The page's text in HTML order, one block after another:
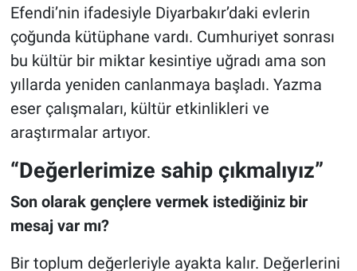
Efendi’nin ifadesiyle Diyarbakır’daki evlerin
çoğunda kütüphane vardı. Cumhuriyet sonrası
bu kültür bir miktar kesintiye uğradı ama son
yıllarda yeniden canlanmaya başladı. Yazma
eser çalışmaları, kültür etkinlikleri ve
araştırmalar artıyor.
“Değerlerimize sahip çıkmalıyız”
Son olarak gençlere vermek istediğiniz bir
mesaj var mı?
Bir toplum değerleriyle ayakta kalır. Değerlerini